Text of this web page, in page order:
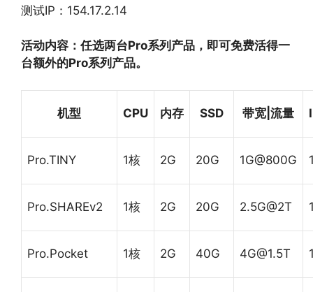
测试IP：154.17.2.14
活动内容：任选两台Pro系列产品，即可免费活得一
台额外的Pro系列产品。
机型 CPU 内存 SSD 带宽|流量
Pro.TINY 1核 2G 20G 1G@800G
Pro.SHAREv2 1核 2G 20G 2.5G@2T
Pro.Pocket 1核 2G 40G 4G@1.5T